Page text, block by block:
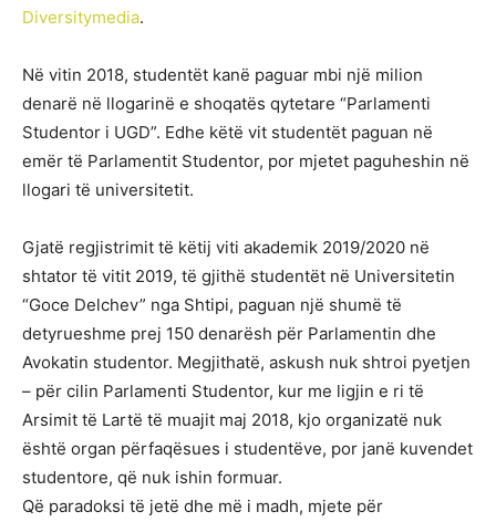
Diversitymedia.
Në vitin 2018, studentët kanë paguar mbi një milion
denarë në llogarinë e shoqatës qytetare “Parlamenti
Studentor i UGD”. Edhe këtë vit studentët paguan në
emër të Parlamentit Studentor, por mjetet paguheshin në
llogari të universitetit.
Gjatë regjistrimit të këtij viti akademik 2019/2020 në
shtator të vitit 2019, të gjithë studentët në Universitetin
“Goce Delchev” nga Shtipi, paguan një shumë të
detyrueshme prej 150 denarësh për Parlamentin dhe
Avokatin studentor. Megjithatë, askush nuk shtroi pyetjen
– për cilin Parlamenti Studentor, kur me ligjin e ri të
Arsimit të Lartë të muajit maj 2018, kjo organizatë nuk
është organ përfaqësues i studentëve, por janë kuvendet
studentore, që nuk ishin formuar.
Që paradoksi të jetë dhe më i madh, mjete për